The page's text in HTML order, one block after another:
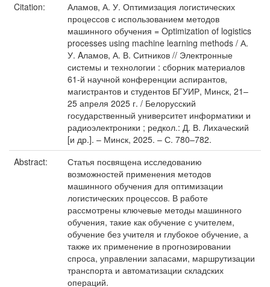
Citation:
Аламов, А. У. Оптимизация логистических
процессов с использованием методов
машинного обучения = Optimization of logistics
processes using machine learning methods / А.
У. Aламов, А. В. Ситников // Электронные
системы и технологии : сборник материалов
61-й научной конференции аспирантов,
магистрантов и студентов БГУИР, Минск, 21–
25 апреля 2025 г. / Белорусский
государственный университет информатики и
радиоэлектроники ; редкол.: Д. В. Лихаческий
[и др.]. – Минск, 2025. – С. 780–782.
Abstract:
Статья посвящена исследованию
возможностей применения методов
машинного обучения для оптимизации
логистических процессов. В работе
рассмотрены ключевые методы машинного
обучения, такие как обучение с учителем,
обучение без учителя и глубокое обучение, а
также их применение в прогнозировании
спроса, управлении запасами, маршрутизации
транспорта и автоматизации складских
операций.